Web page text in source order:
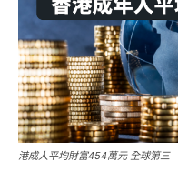
港成人平均財富454萬元 全球第三